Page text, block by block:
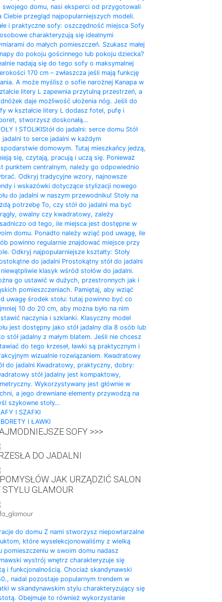
swojego domu, nasi eksperci od przygotowali
Ciebie przegląd najpopularniejszych modeli.
i praktyczne sofy: oszczędność miejsca Sofy
charakteryzują się idealnymi
do małych pomieszczeń. Szukasz małej
do pokoju gościnnego lub pokoju dziecka?
nadają się do tego sofy o maksymalnej
170 cm – zwłaszcza jeśli mają funkcję
A może myślisz o sofie narożnej Kanapa w
litery L zapewnia przytulną przestrzeń, a
daje możliwość ułożenia nóg. Jeśli do
w kształcie litery L dodasz fotel, pufę i
stworzysz doskonałą…
I STOLIKIStół do jadalni: serce domu Stół
jadalni to serce jadalni w każdym
domowym. Tutaj mieszkańcy jedzą,
się, czytają, pracują i uczą się. Ponieważ
punktem centralnym, należy go odpowiednio
Odkryj tradycyjne wzory, najnowsze
i wskazówki dotyczące stylizacji nowego
do jadalni w naszym przewodniku! Stoły na
potrzebę To, czy stół do jadalni ma być
owalny czy kwadratowy, zależy
od tego, ile miejsca jest dostępne w
domu. Ponadto należy wziąć pod uwagę, ile
powinno regularnie znajdować miejsce przy
Odkryj najpopularniejsze kształty: Stoły
do jadalni Prostokątny stół do jadalni
klasyk wśród stołów do jadalni.
go ustawić w dużych, przestronnych jak i
pomieszczeniach. Pamiętaj, aby wziąć
uwagę środek stołu: tutaj powinno być co
10 do 20 cm, aby można było na nim
naczynia i szklanki. Klasyczny model
jest dostępny jako stół jadalny dla 8 osób lub
stół jadalny z małym blatem. Jeśli nie chcesz
do tego krzeseł, ławki są praktycznym i
wizualnie rozwiązaniem. Kwadratowy
do ​​jadalni Kwadratowy, praktyczny, dobry:
stół jadalny jest kompaktowy,
Wykorzystywany jest głównie w
a jego drewniane elementy przywodzą na
szykowne stoły…
I SZAFKI
I ŁAWKI
SOFY >>>
DO JADALNI
JAK URZĄDZIĆ SALON
STYLU GLAMOUR
do domu Z nami stworzysz niepowtarzalne
które wyselekcjonowaliśmy z wielką
pomieszczeniu w swoim domu nadasz
wystrój wnętrz charakteryzuje się
i funkcjonalnością. Chociaż skandynawski
nadal pozostaje popularnym trendem w
w skandynawskim stylu charakteryzujący się
Obejmuje to również wykorzystanie